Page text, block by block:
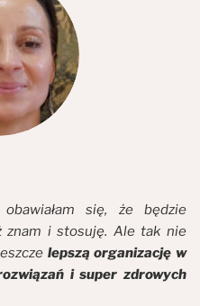
się, że będzie
znam i stosuję. Ale tak nie
lepszą organizację w
i super zdrowych